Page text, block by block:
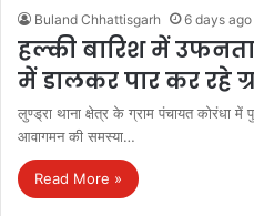
Buland Chhattisgarh 6 days ago
हल्की बारिश में
में डालकर पार कर रहे
लुण्ड्रा थाना क्षेत्र के ग्राम पंचायत कोरंधा
आवागमन की समस्या…
Read More »